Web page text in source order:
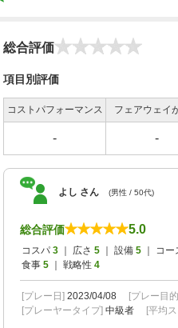
総合評価
項目別評価
コストパフォーマンス フェアウェイ
- -
よし さん (男性 / 50代)
総合評価 5.0
コスパ 3 ｜ 広さ 5 ｜ 設備 5 ｜ コー
食事 5 ｜ 戦略性 4
[プレー日] 2023/04/08 [プレー目
[プレーヤータイプ] 中級者 [平均ス